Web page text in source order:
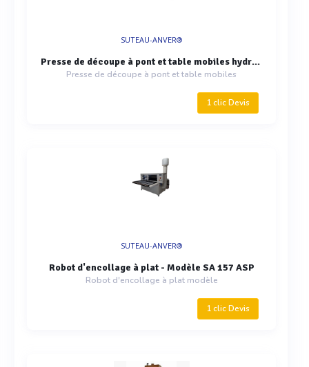
SUTEAU-ANVER®
Presse de découpe à pont et table mobiles hydraulique - Modèle SA XPM
Presse de découpe à pont et table mobiles
1 clic Devis
SUTEAU-ANVER®
Robot d'encollage à plat - Modèle SA 157 ASP
Robot d'encollage à plat modèle
1 clic Devis